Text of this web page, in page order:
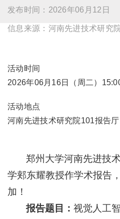
发布时间：2026年06月12日
信息来源：河南先进技术研究
活动时间
2026年06月16日（周二）
活动地点
河南先进技术研究院101报告厅
郑州大学河南先进技
学郏东耀教授作学术报告
加！
报告题目：视觉人工